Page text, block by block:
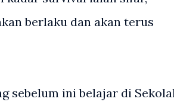
berlaku dan akan terus
sebelum ini belajar di